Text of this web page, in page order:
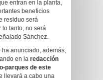
entran en la planta,
beneficios
residuo será
lo tanto, no será
Sánchez.
anunciado, además,
en la redacción
parques de este
llevará a cabo una